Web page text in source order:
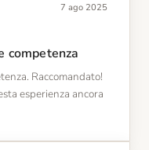
7 ago 2025
competenza
Raccomandato!
esperienza ancora